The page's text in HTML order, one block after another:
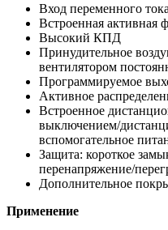
Вход переменного
Встроенная активная
Высокий КПД
Принудительное
вентилятором
Программируемое
Активное
Встроенное
выключением/
вспомогательное
Защита: короткое
перенапряжение/
Дополнительное
Применение